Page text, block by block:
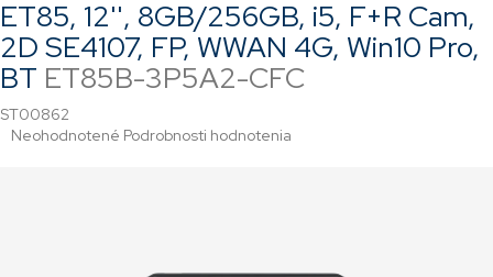
ET85, 12'', 8GB/256GB, i5, F+R Cam,
2D SE4107, FP, WWAN 4G, Win10 Pro,
BT ET85B-3P5A2-CFC
ST00862
Priemerné
Neohodnotené Podrobnosti hodnotenia